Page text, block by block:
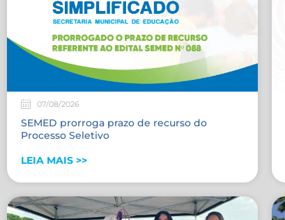
07/08/2026
SEMED prorroga prazo de recurso do
Processo Seletivo
LEIA MAIS >>